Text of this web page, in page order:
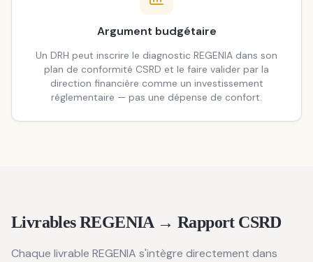
Argument budgétaire
Un DRH peut inscrire le diagnostic REGENIA dans son
plan de conformité CSRD et le faire valider par la
direction financière comme un investissement
réglementaire — pas une dépense de confort.
Livrables REGENIA → Rapport CSRD
Chaque livrable REGENIA s'intègre directement dans